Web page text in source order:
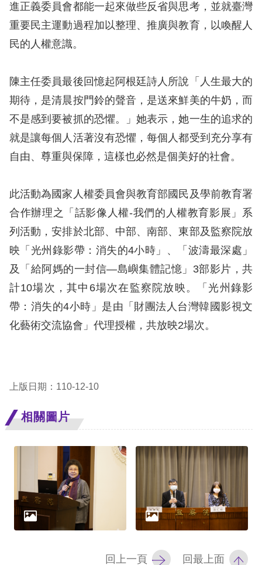
選
語
兒少版
首
頁
網
全
策
權
保
護
進正義委員會都能一起來做些反省與思考，並就臺灣
重要民主運動過程加以整理、推廣與教育，以喚醒人
民的人權意識。
陳主任委員最後回憶起阿根廷詩人所說「人生最大的
期待，是清晨按門鈴的聲音，是送來鮮美的牛奶，而
不是感到要被抓的恐懼。」她表示，她一生的追求的
就是讓每個人活著沒有恐懼，每個人都受到充分享有
自由、尊重與保障，這樣也必然是個美好的社會。
此活動為國家人權委員會與教育部國民及學前教育署
合作辦理之「話影像人權-我們的人權教育影展」系
列活動，安排於北部、中部、南部、東部及監察院放
映「光州錄影帶：消失的4小時」、「波濤最深處」
及「給阿媽的一封信—島嶼集體記憶」3部影片，共
計10場次，其中6場次在監察院放映。「光州錄影
帶：消失的4小時」是由「財團法人台灣韓國影視文
化藝術交流協會」代理授權，共放映2場次。
上版日期：110-12-10
相關圖片
回上一頁 回最上面